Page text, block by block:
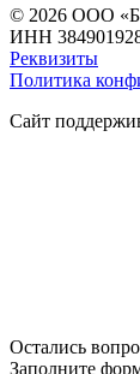
© 2026 ООО
ИНН
Реквизиты
Политика
Сайт
Остались
Заполните